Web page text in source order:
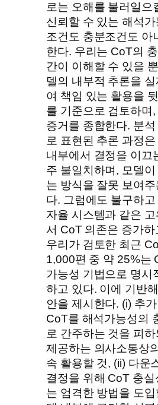
로는 오해를 불러일으
신뢰할 수 있는 해석
조건도 충분조건도 아
한다. 우리는 CoT의
간이 이해할 수 있을
델의 내부적 추론을
여 책임 있는 활용을
를 기준으로 검토하며,
증거를 종합한다. 분석
로 표현된 추론 과정은
내부에서 결정을 이끄
주 불일치하며, 모델
는 방식을 잘못 보여
다. 그럼에도 불구하
자율 시스템과 같은 고
서 CoT 의존은 증가하
우리가 검토한 최근
1,000편 중 약 25%는
가능성 기법으로 명시
하고 있다. 이에 기반
안을 제시한다. (i) 추가
CoT를 해석가능성의
로 간주하는 것을 피
제공하는 의사소통상
속 활용할 것, (ii) 다운
결정을 위해 CoT 충
는 엄격한 방법을 도입